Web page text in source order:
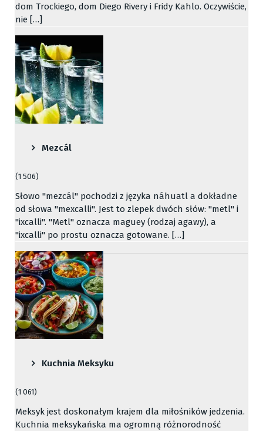
dom Trockiego, dom Diego Rivery i Fridy Kahlo. Oczywiście,
nie […]
Mezcál
(1 506)
Słowo "mezcál" pochodzi z języka náhuatl a dokładne
od słowa "mexcalli". Jest to zlepek dwóch słów: "metl" i
"ixcalli". "Metl" oznacza maguey (rodzaj agawy), a
"ixcalli" po prostu oznacza gotowane. […]
Kuchnia Meksyku
(1 061)
Meksyk jest doskonałym krajem dla miłośników jedzenia.
Kuchnia meksykańska ma ogromną różnorodność